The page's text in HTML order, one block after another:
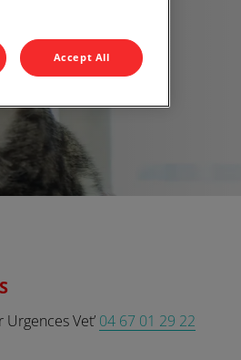
Vet’ 04 67 01 29 22
Accept All